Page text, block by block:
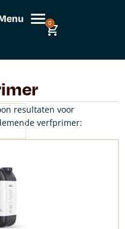
0
resultaten voor
verfprimer: